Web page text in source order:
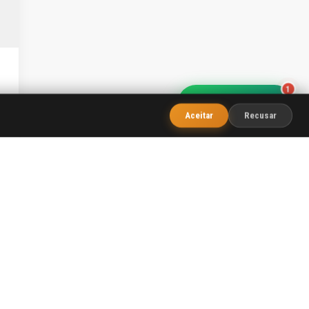
1
Fale com o WOBA
Aceitar Recusar